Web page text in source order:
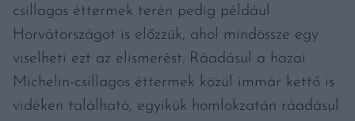
csillagos éttermek terén pedig például
Horvátországot is előzzük, ahol mindössze egy
viselheti ezt az elismerést. Ráadásul a hazai
Michelin-csillagos éttermek közül immár kettő is
vidéken található, egyikük homlokzatán ráadásul